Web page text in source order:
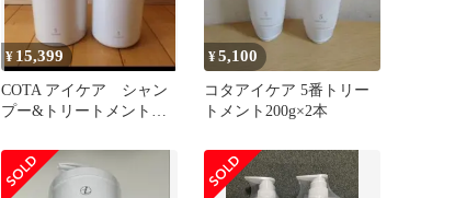
¥ 15,399
COTA アイケア シャン
プー&トリートメント 5
¥5,100
コタアイケア 5番トリー
トメント200g×2本